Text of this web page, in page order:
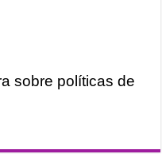
sobre políticas de